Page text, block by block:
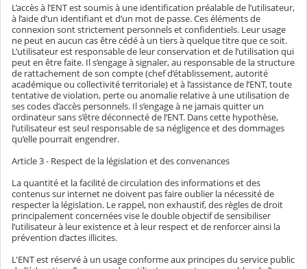
L’accès à l’ENT est soumis à une identification préalable de l’utilisateur,
à l’aide d’un identifiant et d’un mot de passe. Ces éléments de
connexion sont strictement personnels et confidentiels. Leur usage
ne peut en aucun cas être cédé à un tiers à quelque titre que ce soit.
L’utilisateur est responsable de leur conservation et de l’utilisation qui
peut en être faite. Il s’engage à signaler, au responsable de la structure
de rattachement de son compte (chef d’établissement, autorité
académique ou collectivité territoriale) et à l’assistance de l’ENT, toute
tentative de violation, perte ou anomalie relative à une utilisation de
ses codes d’accès personnels. Il s’engage à ne jamais quitter un
ordinateur sans s’être déconnecté de l’ENT. Dans cette hypothèse,
l’utilisateur est seul responsable de sa négligence et des dommages
qu’elle pourrait engendrer.
Article 3 - Respect de la législation et des convenances
La quantité et la facilité de circulation des informations et des
contenus sur internet ne doivent pas faire oublier la nécessité de
respecter la législation. Le rappel, non exhaustif, des règles de droit
principalement concernées vise le double objectif de sensibiliser
l’utilisateur à leur existence et à leur respect et de renforcer ainsi la
prévention d’actes illicites.
L'ENT est réservé à un usage conforme aux principes du service public